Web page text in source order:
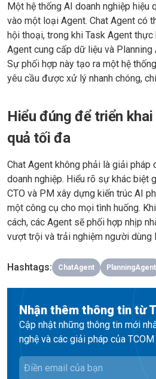
Một hệ thống AI doanh nghiệp hiệu
vào một loại Agent. Chat Agent có
hội thoại, trong khi Task Agent thực
Agent cung cấp dữ liệu và
Sự phối hợp này tạo ra một hệ
yêu cầu được xử lý nhanh chóng,
Hiểu đúng để triển
quả tối đa
Chat Agent không phải là giải pháp
doanh nghiệp. Hiểu rõ sự khác biệt
CTO và PM xây dựng kiến trúc AI
một công cụ cho mọi tình huống.
cách, các Agent sẽ phối hợp nhịp
vượt trội và trải nghiệm người dùng
Hashtags: ChatAgent PlanningAgent
Nhận thêm thông tin từ
Cập nhật những thông tin mới
nghệ và các giải pháp của TCOM